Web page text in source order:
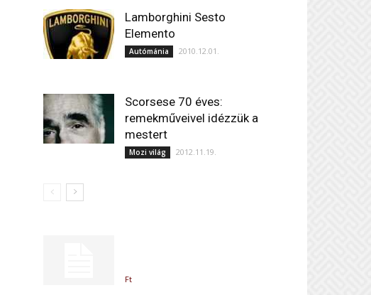
Lamborghini Sesto
Elemento
Autómánia 2010.12.01.
Scorsese 70 éves:
remekműveivel idézzük a
mestert
Mozi világ 2012.11.19.
Ft